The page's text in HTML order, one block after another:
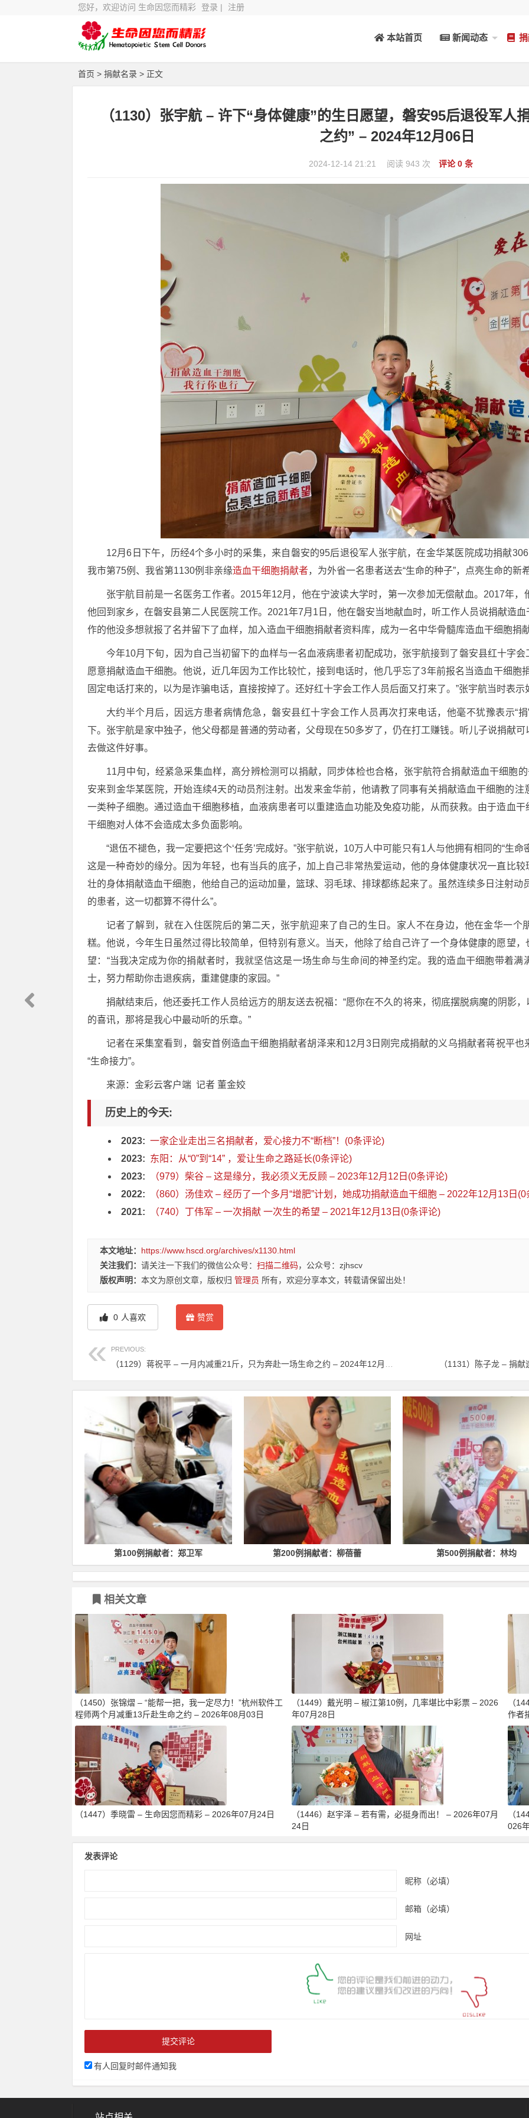
您好，欢迎访问 生命因您而精彩 登录 | 注册
本站首页 新闻动态
首页 > 捐献名录 > 正文
（1130）张宇航 – 许下“身体健康”的生日愿望，磐安95后退役军人
之约” – 2024年12月06日
2024-12-14 21:21 阅读 943 次 评论 0 条
12月6日下午，历经4个多小时的采集，来自磐安的95后退役军人张宇航，在金华某医院成功捐献
我市第75例、我省第1130例非亲缘造血干细胞捐献者，为外省一名患者送去“生命的种子”，点亮生命的新
张宇航目前是一名医务工作者。2015年12月，他在宁波读大学时，第一次参加无偿献血。2017年
他回到家乡，在磐安县第二人民医院工作。2021年7月1日，他在磐安当地献血时，听工作人员说捐献造
作的他没多想就报了名并留下了血样，加入造血干细胞捐献者资料库，成为一名中华骨髓库造血干细胞捐
今年10月下旬，因为自己当初留下的血样与一名血液病患者初配成功，张宇航接到了磐安县红十字
愿意捐献造血干细胞。他说，近几年因为工作比较忙，接到电话时，他几乎忘了3年前报名当造血干细胞
固定电话打来的，以为是诈骗电话，直接按掉了。还好红十字会工作人员后面又打来了。”张宇航当时表
大约半个月后，因远方患者病情危急，磐安县红十字会工作人员再次打来电话，他毫不犹豫表示“
下。张宇航是家中独子，他父母都是普通的劳动者，父母现在50多岁了，仍在打工赚钱。听儿子说捐献
去做这件好事。
11月中旬，经紧急采集血样，高分辨检测可以捐献，同步体检也合格，张宇航符合捐献造血干细胞
安来到金华某医院，开始连续4天的动员剂注射。出发来金华前，他请教了同事有关捐献造血干细胞的
一类种子细胞。通过造血干细胞移植，血液病患者可以重建造血功能及免疫功能，从而获救。由于造血
干细胞对人体不会造成太多负面影响。
“退伍不褪色，我一定要把这个‘任务’完成好。”张宇航说，10万人中可能只有1人与他拥有相同的“生
这是一种奇妙的缘分。因为年轻，也有当兵的底子，加上自己非常热爱运动，他的身体健康状况一直比
壮的身体捐献造血干细胞，他给自己的运动加量，篮球、羽毛球、排球都练起来了。虽然连续多日注射动
的患者，这一切都算不得什么”。
记者了解到，就在入住医院后的第二天，张宇航迎来了自己的生日。家人不在身边，他在金华一个
糕。他说，今年生日虽然过得比较简单，但特别有意义。当天，他除了给自己许了一个身体健康的愿望
望：“当我决定成为你的捐献者时，我就坚信这是一场生命与生命间的神圣约定。我的造血干细胞带着
士，努力帮助你击退疾病，重建健康的家园。”
捐献结束后，他还委托工作人员给远方的朋友送去祝福：“愿你在不久的将来，彻底摆脱病魔的阴影
的喜讯，那将是我心中最动听的乐章。”
记者在采集室看到，磐安首例造血干细胞捐献者胡泽来和12月3日刚完成捐献的义乌捐献者蒋祝平
“生命接力”。
来源：金彩云客户端 记者 董金姣
历史上的今天:
2023: 一家企业走出三名捐献者，爱心接力不“断档”！(0条评论)
2023: 东阳：从“0”到“14” ，爱让生命之路延长(0条评论)
2023:
（979）柴谷 – 这是缘分，我必须义无反顾 – 2023年12月12日(0条评论)
2022:
（860）汤佳欢 – 经历了一个多月“增肥”计划，她成功捐献造血干细胞 – 2022年12月13日(0
2021:
（740）丁伟军 – 一次捐献 一次生的希望 – 2021年12月13日(0条评论)
本文地址： https://www.hscd.org/archives/x1130.html
关注我们： 请关注一下我们的微信公众号： 扫描二维码，公众号：zjhscv
版权声明： 本文为原创文章，版权归 管理员 所有，欢迎分享本文，转载请保留出处！
0 人喜欢 赞赏
PREVIOUS:
（1131）陈子龙 – 捐
第100例捐献者：郑卫军 第200例捐献者：柳蓓蕾 第500例捐献者：林均
相关文章
（1450）张锦熠 – “能帮一把，我一定尽力！”杭州软件工
程师两个月减重13斤赴生命之约 – 2026年08月03日
（1449）戴光明 – 椒江第10例，几率堪比中彩票 – 2026
年07月28日
（
作者
（1447）季晓雷 – 生命因您而精彩 – 2026年07月24日
（1446）赵宇泽 – 若有需，必挺身而出！ – 2026年07月
24日
（
026
发表评论
昵称（必填）
邮箱（必填）
网址
有人回复时邮件通知我